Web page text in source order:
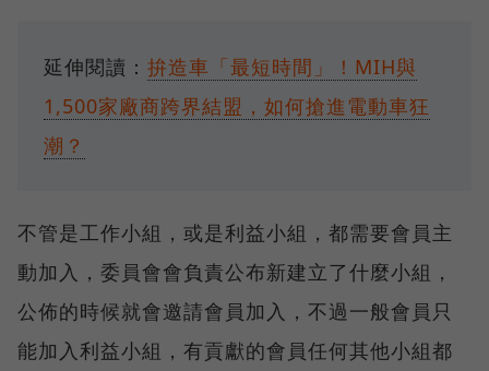
延伸閱讀： 拚造車「最短時間」！MIH與
1,500家廠商跨界結盟，如何搶進電動車狂
潮？
不管是工作小組，或是利益小組，都需要會員主
動加入，委員會會負責公布新建立了什麼小組，
公佈的時候就會邀請會員加入，不過一般會員只
能加入利益小組，有貢獻的會員任何其他小組都